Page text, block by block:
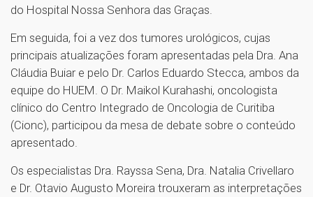
do Hospital Nossa Senhora das Graças.
Em seguida, foi a vez dos tumores urológicos, cujas
principais atualizações foram apresentadas pela Dra. Ana
Cláudia Buiar e pelo Dr. Carlos Eduardo Stecca, ambos da
equipe do HUEM. O Dr. Maikol Kurahashi, oncologista
clínico do Centro Integrado de Oncologia de Curitiba
(Cionc), participou da mesa de debate sobre o conteúdo
apresentado.
Os especialistas Dra. Rayssa Sena, Dra. Natalia Crivellaro
e Dr. Otavio Augusto Moreira trouxeram as interpretações